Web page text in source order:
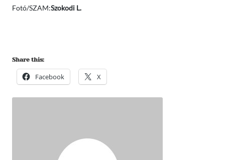
Fotó/SZAM:Szokodi L.
Share this:
Facebook X